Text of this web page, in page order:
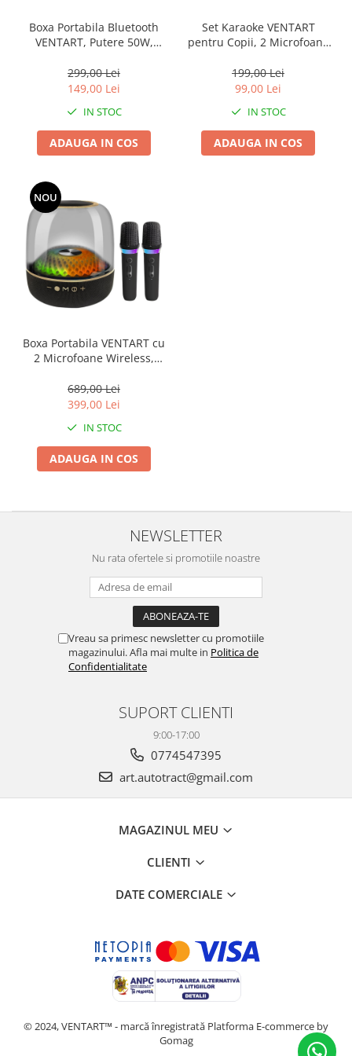
Boxa Portabila Bluetooth
VENTART, Putere 50W,
Lumini RGB, Functie
Karaoke, Radio FM, Slot
v5.3, Negru
299,00 Lei
149,00 Lei
IN STOC
ADAUGA IN COS
Set Karaoke VENTART
pentru Copii, 2 Microfoane
Vocale, Bluetooth
199,00 Lei
99,00 Lei
IN STOC
ADAUGA IN COS
NOU
Boxa Portabila VENTART cu
2 Microfoane Wireless,
pentru Karaoke/ Petreceri,
cu Lumini, USB, AUX In,
689,00 Lei
399,00 Lei
IN STOC
ADAUGA IN COS
NEWSLETTER
Nu rata ofertele si promotiile noastre
Vreau sa primesc newsletter cu promotiile
magazinului. Afla mai multe in Politica de
Confidentialitate
SUPORT CLIENTI
9:00-17:00
0774547395
art.autotract@gmail.com
MAGAZINUL MEU
CLIENTI
DATE COMERCIALE
© 2024, VENTART™ - marcă înregistrată Platforma E-commerce by
Gomag